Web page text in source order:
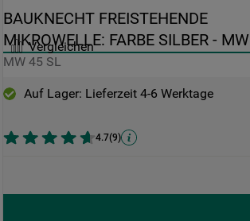
Vergleichen
BAUKNECHT FREISTEHENDE
MIKROWELLE: FARBE SILBER - MW
45 SL
MW 45 SL
Auf Lager: Lieferzeit 4-6 Werktage
4.7(9)